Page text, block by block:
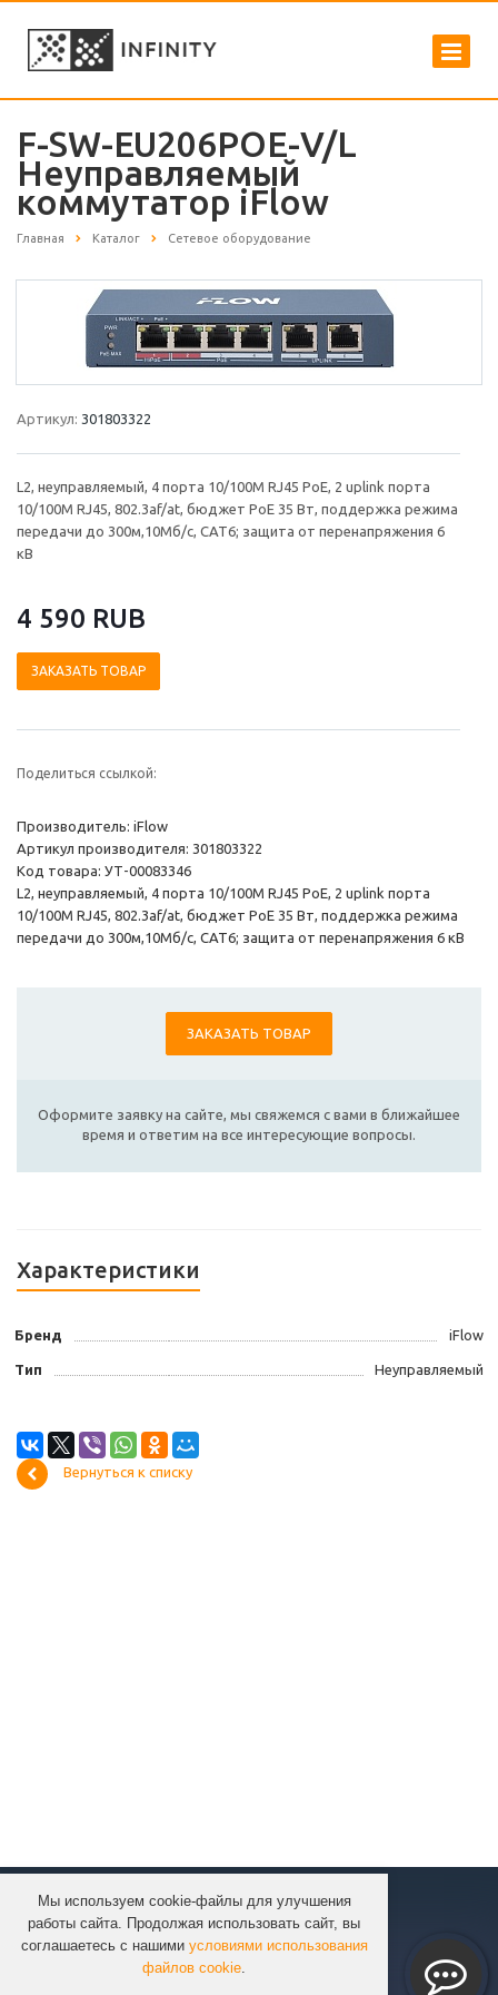
Мы используем cookie-файлы для улучшения
работы сайта. Продолжая использовать сайт, вы
соглашаетесь с нашими условиями использования
файлов cookie.
F-SW-EU206POE-V/L
Неуправляемый
коммутатор iFlow
Главная Каталог Сетевое оборудование
Артикул: 301803322
L2, неуправляемый, 4 порта 10/100M RJ45 PoE, 2 uplink порта
10/100M RJ45, 802.3af/at, бюджет PoE 35 Вт, поддержка режима
передачи до 300м,10Мб/с, CAT6; защита от перенапряжения 6
кВ
4 590 RUB
ЗАКАЗАТЬ ТОВАР
Поделиться ссылкой:
Производитель: iFlow
Артикул производителя: 301803322
Код товара: УТ-00083346
L2, неуправляемый, 4 порта 10/100M RJ45 PoE, 2 uplink порта
10/100M RJ45, 802.3af/at, бюджет PoE 35 Вт, поддержка режима
передачи до 300м,10Мб/с, CAT6; защита от перенапряжения 6 кВ
ЗАКАЗАТЬ ТОВАР
Оформите заявку на сайте, мы свяжемся с вами в ближайшее
время и ответим на все интересующие вопросы.
Характеристики
Бренд iFlow
Тип Неуправляемый
Вернуться к списку
КОМПАНИЯ
КАТАЛОГ
УСЛУГИ